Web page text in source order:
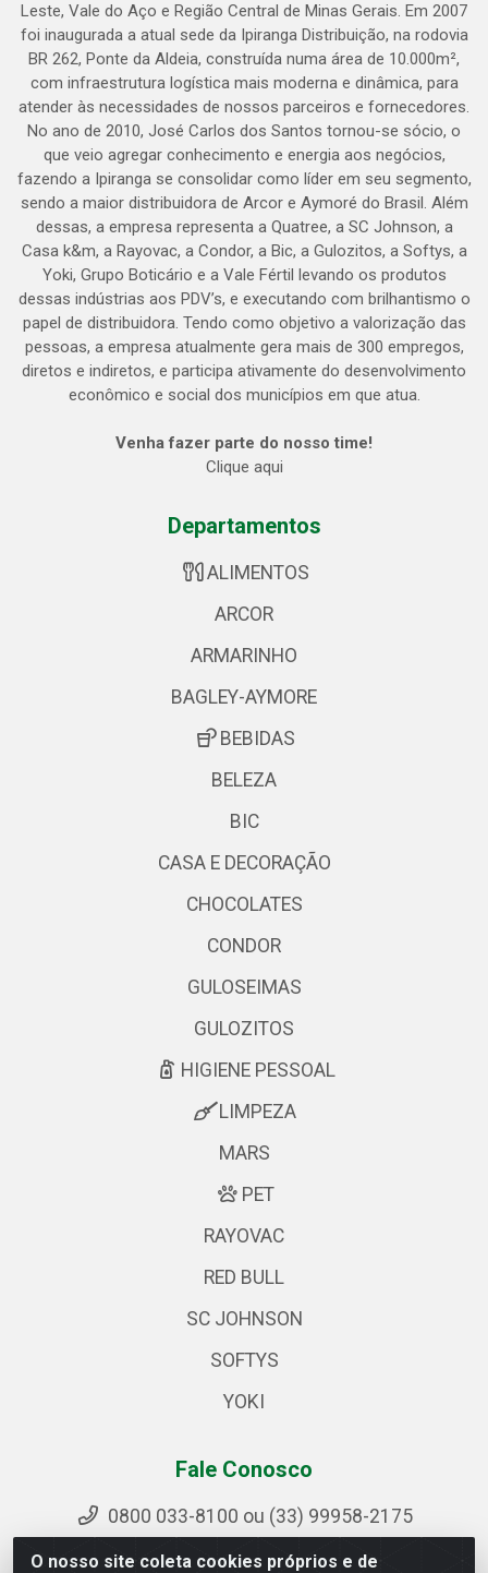
O nosso site coleta cookies próprios e de
Leste, Vale do Aço e Região Central de Minas Gerais. Em 2007
foi inaugurada a atual sede da Ipiranga Distribuição, na rodovia
BR 262, Ponte da Aldeia, construída numa área de 10.000m²,
com infraestrutura logística mais moderna e dinâmica, para
atender às necessidades de nossos parceiros e fornecedores.
No ano de 2010, José Carlos dos Santos tornou-se sócio, o
que veio agregar conhecimento e energia aos negócios,
fazendo a Ipiranga se consolidar como líder em seu segmento,
sendo a maior distribuidora de Arcor e Aymoré do Brasil. Além
dessas, a empresa representa a Quatree, a SC Johnson, a
Casa k&m, a Rayovac, a Condor, a Bic, a Gulozitos, a Softys, a
Yoki, Grupo Boticário e a Vale Fértil levando os produtos
dessas indústrias aos PDV’s, e executando com brilhantismo o
papel de distribuidora. Tendo como objetivo a valorização das
pessoas, a empresa atualmente gera mais de 300 empregos,
diretos e indiretos, e participa ativamente do desenvolvimento
econômico e social dos municípios em que atua.
Venha fazer parte do nosso time!
Clique aqui
Departamentos
ALIMENTOS
ARCOR
ARMARINHO
BAGLEY-AYMORE
BEBIDAS
BELEZA
BIC
CASA E DECORAÇÃO
CHOCOLATES
CONDOR
GULOSEIMAS
GULOZITOS
HIGIENE PESSOAL
LIMPEZA
MARS
PET
RAYOVAC
RED BULL
SC JOHNSON
SOFTYS
YOKI
Fale Conosco
0800 033-8100 ou (33) 99958-2175
sac@ipirangamg.com.br